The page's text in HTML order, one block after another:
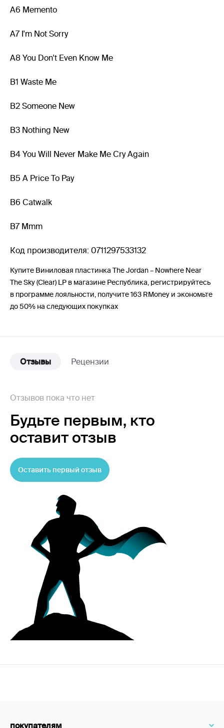
A6 Memento
A7 I'm Not Sorry
A8 You Don't Even Know Me
B1 Waste Me
B2 Someone New
B3 Nothing New
B4 You Will Never Make Me Cry Again
B5 A Price To Pay
B6 Catwalk
B7 Mmm
Код производителя: 0711297533132
Купите Виниловая пластинка The Jordan – Nowhere Near
The Sky (Clear) LP в магазине Республика, регистрируйтесь
в программе лояльности, получите 163 RMoney и экономьте
до 50% на следующих покупках
Отзывы Рецензии
Отзывов пока что нет
Будьте первым, кто
оставит отзыв
Оставить первый отзыв
покупателям